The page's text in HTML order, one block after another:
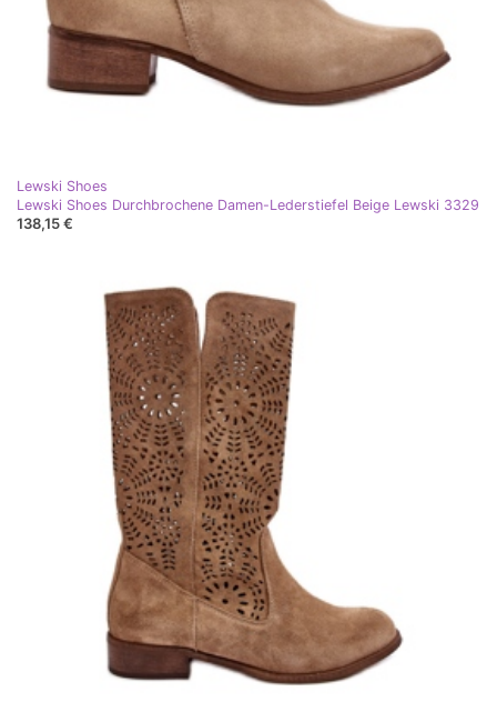
Lewski Shoes
Lewski Shoes Durchbrochene Damen-Lederstiefel Beige Lewski 3329
138,15 €